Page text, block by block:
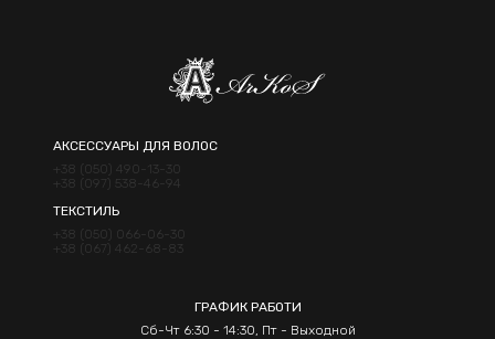
АКСЕССУАРЫ ДЛЯ ВОЛОС
+38 (050) 490-13-30
+38 (097) 538-46-94
ТЕКСТИЛЬ
+38 (050) 066-06-30
+38 (067) 462-68-83
ГРАФИК РАБОТИ
Сб-Чт 6:30 - 14:30, Пт - Выходной